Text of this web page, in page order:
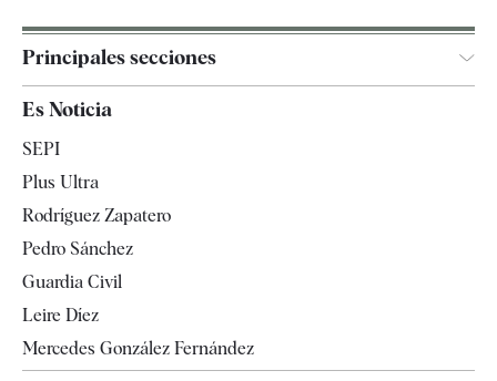
Principales secciones
España
Televisión
Es Noticia
SEPI
Plus Ultra
Rodríguez Zapatero
Pedro Sánchez
Guardia Civil
Leire Díez
Mercedes González Fernández